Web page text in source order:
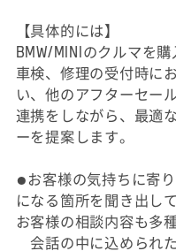
【具体的には】
BMW/MINIのクルマを
車検、修理の受付時に
い、他のアフターセー
連携をしながら、最適
ーを提案します。
●お客様の気持ちに寄
になる箇所を聞き出し
お客様の相談内容も多
会話の中に込められ